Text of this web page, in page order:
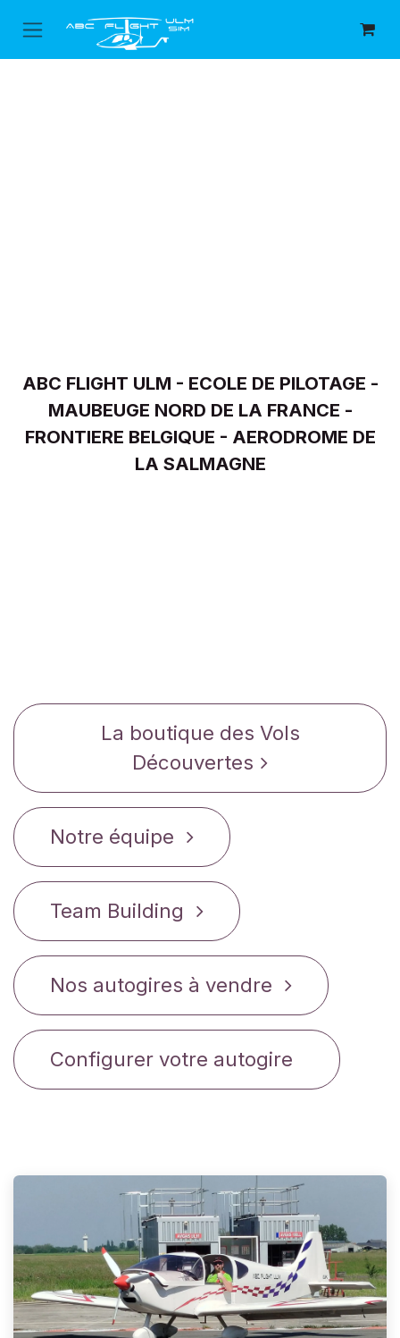
Se rendre au contenu
ABC FLIGHT ULM - ECOLE DE PILOTAGE -
MAUBEUGE NORD DE LA FRANCE -
FRONTIERE BELGIQUE - AERODROME DE
LA SALMAGNE
La boutique des Vols
Découvertes
Notre équipe
Team Building
Nos autogires à vendre
Configurer votre autogire